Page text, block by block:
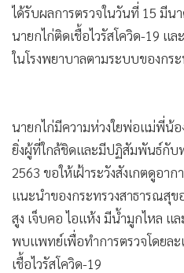
• ญี่ปุ่น
• News1
• Gotomanager
ได้รับผลการตรวจในวันที่ 15 มีน
นายกไก่ติดเชื้อไวรัสโควิด-19 แ
ในโรงพยาบาลตามระบบของกร
นายกไก่มีความห่วงใยพ่อแม่พี่น้อ
ยิ่งผู้ที่ใกล้ชิดและมีปฏิสัมพันธ์กับ
2563 ขอให้เฝ้าระวังสังเกตดูอา
แนะนำของกระทรวงสาธารณสุข
สูง เจ็บคอ ไอแห้ง มีน้ำมูกไหล แ
พบแพทย์เพื่อทำการตรวจโดยละ
เชื้อไวรัสโควิด-19